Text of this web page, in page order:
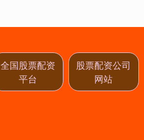
全国股票配资
平台
股票配资公司
网站